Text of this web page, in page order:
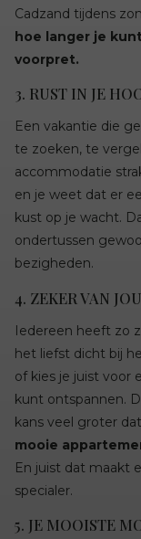
Cadzand tijdens
hoe langer je
voorpret.
3. RUST IN JE
Een vakantie die
te zoeken, te
accommodatie
en je weet dat er
kust op je wacht.
ondertussen
bezigheden.
4. ZEKER VAN
Iedereen heeft zo
het liefst dicht bij
of kies je juist voor
kunt ontspannen.
kans veel groter
mooie
En juist dat maakt
specialer.
5. JE MOOISTE